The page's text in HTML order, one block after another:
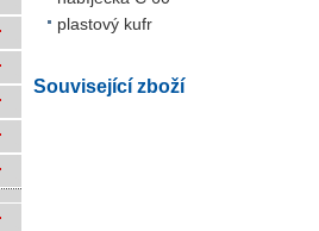
plastový kufr
Související zboží